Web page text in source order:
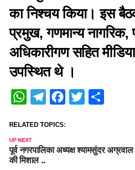
का निश्चय किया। इस
प्रमुख, गणमान्य नागरिक,
अधिकारीगण सहित
उपस्थित थे ।
WhatsApp
Telegram
Facebook
Twitter
Share
RELATED TOPICS:
UP NEXT
पूर्व नगरपालिका अध्यक्ष श्यामसुंदर
की मिशाल ..